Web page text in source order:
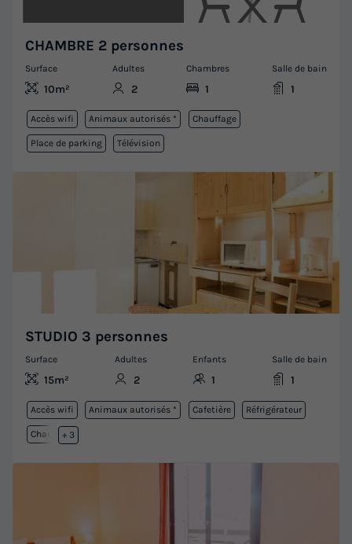
CHAMBRE 2 personnes
Surface
10m²
Adultes
2
Chambres
1
Salle de bain
1
Accès wifi Animaux autorisés * Chauffage
Place de parking Télévision
STUDIO 3 personnes
Surface
15m²
Adultes
2
Enfants
1
Salle de bain
1
Accès wifi Animaux autorisés * Cafetière Réfrigérateur
Chauffage
+ 3